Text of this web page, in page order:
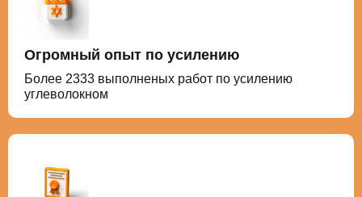
Огромный опыт по усилению
Более 2333 выполненых работ по усилению
углеволокном